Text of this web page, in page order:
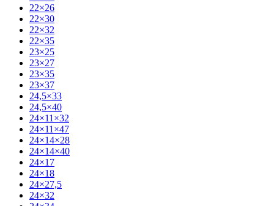
22×26
22×30
22×32
22×35
23×25
23×27
23×35
23×37
24,5×33
24,5×40
24×11×32
24×11×47
24×14×28
24×14×40
24×17
24×18
24×27,5
24×32